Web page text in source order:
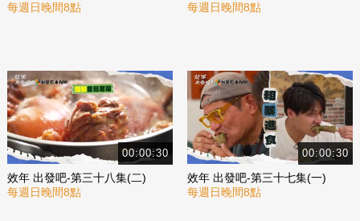
每週日晚間8點
每週日晚間8點
00:00:30
效年 出發吧-第三十八集(二)
每週日晚間8點
00:00:30
效年 出發吧-第三十七集(一)
每週日晚間8點